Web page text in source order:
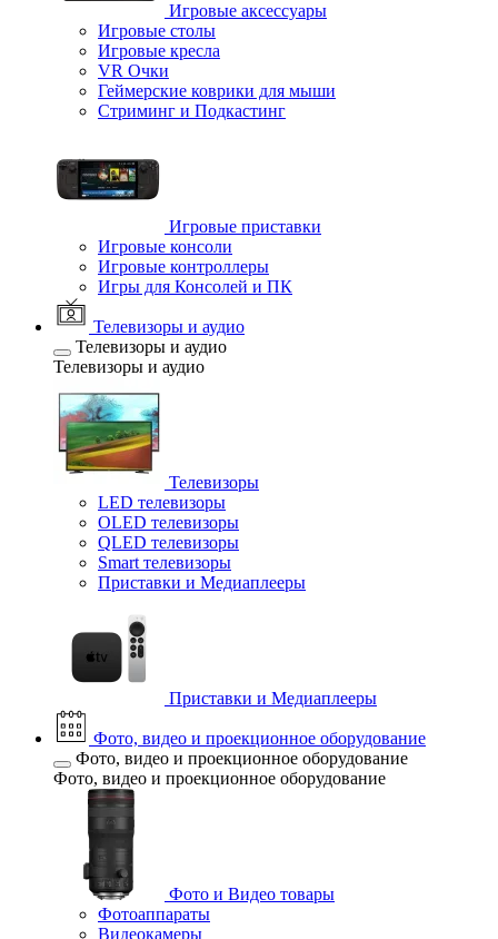
Игровые аксессуары
Игровые столы
Игровые кресла
VR Очки
Геймерские коврики для мыши
Стриминг и Подкастинг
Игровые приставки
Игровые консоли
Игровые контроллеры
Игры для Консолей и ПК
Телевизоры и аудио
Телевизоры и аудио
Телевизоры и аудио
Телевизоры
LED телевизоры
OLED телевизоры
QLED телевизоры
Smart телевизоры
Приставки и Медиаплееры
Приставки и Медиаплееры
Фото, видео и проекционное оборудование
Фото, видео и проекционное оборудование
Фото, видео и проекционное оборудование
Фото и Видео товары
Фотоаппараты
Видеокамеры